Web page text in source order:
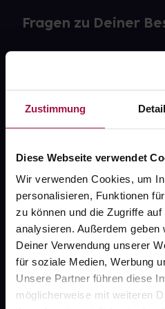
Zustimmung
Diese Webseite verwendet
Wir verwenden Cookies, um
personalisieren, Funktionen
zu können und die Zugriffe
analysieren. Außerdem geben
Deiner Verwendung unserer
für soziale Medien, Werbung
Unsere Partner führen diese
möglicherweise mit weiteren
Fragen zu Deiner
FAQ
Widerrufsformular
gesund.de
Über uns
Karriere
Newsletter
Barrierefreiheitserklärung